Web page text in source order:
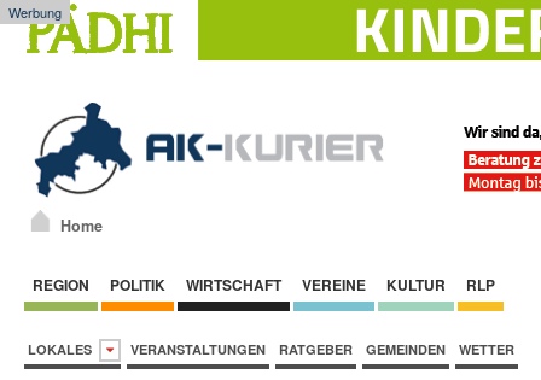
Werbung
Home
REGION POLITIK WIRTSCHAFT VEREINE KULTUR RLP
LOKALES VERANSTALTUNGEN RATGEBER GEMEINDEN WETTER